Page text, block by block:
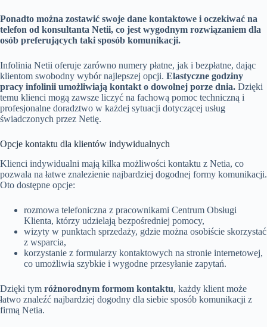
Ponadto można zostawić swoje dane kontaktowe i oczekiwać na
telefon od konsultanta Netii, co jest wygodnym rozwiązaniem dla
osób preferujących taki sposób komunikacji.
Infolinia Netii oferuje zarówno numery płatne, jak i bezpłatne, dając
klientom swobodny wybór najlepszej opcji. Elastyczne godziny
pracy infolinii umożliwiają kontakt o dowolnej porze dnia. Dzięki
temu klienci mogą zawsze liczyć na fachową pomoc techniczną i
profesjonalne doradztwo w każdej sytuacji dotyczącej usług
świadczonych przez Netię.
Opcje kontaktu dla klientów indywidualnych
Klienci indywidualni mają kilka możliwości kontaktu z Netia, co
pozwala na łatwe znalezienie najbardziej dogodnej formy komunikacji.
Oto dostępne opcje:
rozmowa telefoniczna z pracownikami Centrum Obsługi
Klienta, którzy udzielają bezpośredniej pomocy,
wizyty w punktach sprzedaży, gdzie można osobiście skorzystać
z wsparcia,
korzystanie z formularzy kontaktowych na stronie internetowej,
co umożliwia szybkie i wygodne przesyłanie zapytań.
Dzięki tym różnorodnym formom kontaktu, każdy klient może
łatwo znaleźć najbardziej dogodny dla siebie sposób komunikacji z
firmą Netia.